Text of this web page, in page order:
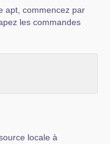
apt, commencez par
les commandes
locale à